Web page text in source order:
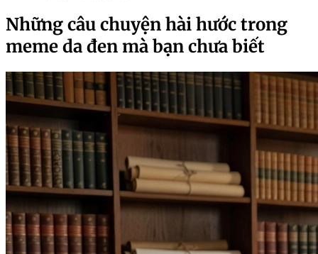
Những câu chuyện hài hước trong
meme da đen mà bạn chưa biết